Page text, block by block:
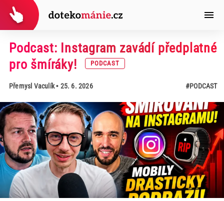
Podcast: Instagram zavádí předplatné
pro šmíráky!
PODCAST
Přemysl Vaculík• 25. 6. 2026 #PODCAST